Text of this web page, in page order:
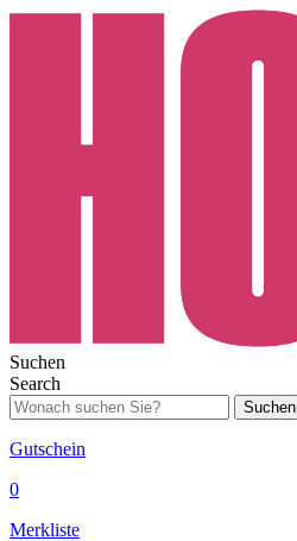
Suchen
Search
Suchen
Gutschein
0
Merkliste